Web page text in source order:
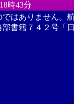
18時43分
はありません。
書籍７４２号「